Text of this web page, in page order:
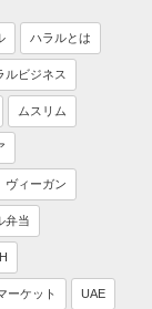
ハラルとは
ルビジネス
ムスリム
ヴィーガン
弁当
ーケット UAE